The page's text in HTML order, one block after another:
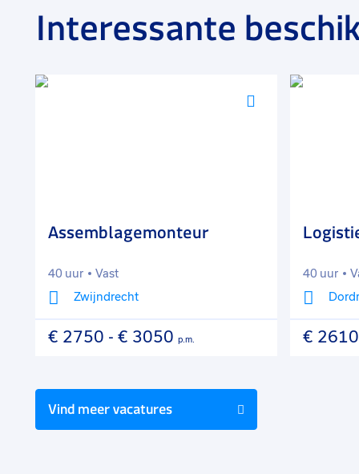
Interessante
Assemblagemonteur
40 uur
Vast
Zwijndrecht
€ 2750 - € 3050 p.m.
40 uur
€ 2610
Vind meer vacatures